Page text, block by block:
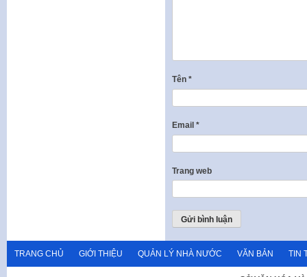
Tên *
Email *
Trang web
TRANG CHỦ GIỚI THIỆU QUẢN LÝ NHÀ NƯỚC VĂN BẢN TIN